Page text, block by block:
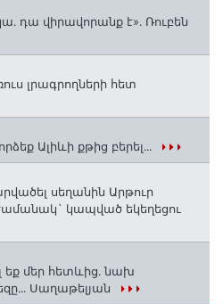
դա վիրավորանք է»․ Ռուբեն
լրագրողների հետ
Ալիևի քթից բերել․․․
սեղանին Արթուր
ժամանակ` կապված եկեղեցու
եք մեր հետևից․ նախ
Սաղաթելյան